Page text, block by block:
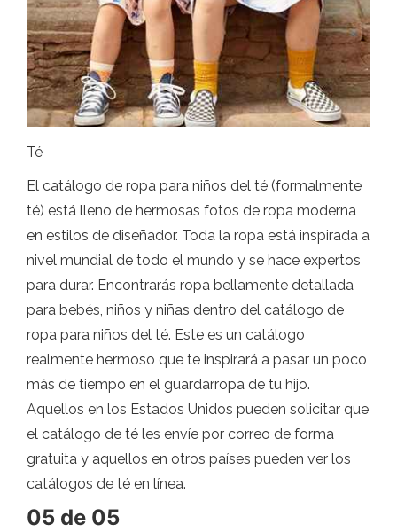
Té
El catálogo de ropa para niños del té (formalmente
té) está lleno de hermosas fotos de ropa moderna
en estilos de diseñador. Toda la ropa está inspirada a
nivel mundial de todo el mundo y se hace expertos
para durar. Encontrarás ropa bellamente detallada
para bebés, niños y niñas dentro del catálogo de
ropa para niños del té. Este es un catálogo
realmente hermoso que te inspirará a pasar un poco
más de tiempo en el guardarropa de tu hijo.
Aquellos en los Estados Unidos pueden solicitar que
el catálogo de té les envíe por correo de forma
gratuita y aquellos en otros países pueden ver los
catálogos de té en línea.
05 de 05